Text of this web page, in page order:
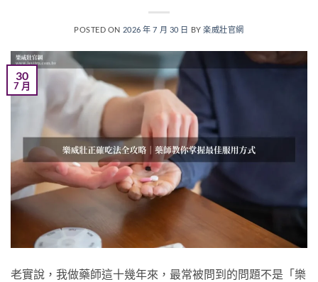
POSTED ON 2026 年 7 月 30 日 BY楽威壯官網
30
7 月
老實說，我做藥師這十幾年來，最常被問到的問題不是「樂